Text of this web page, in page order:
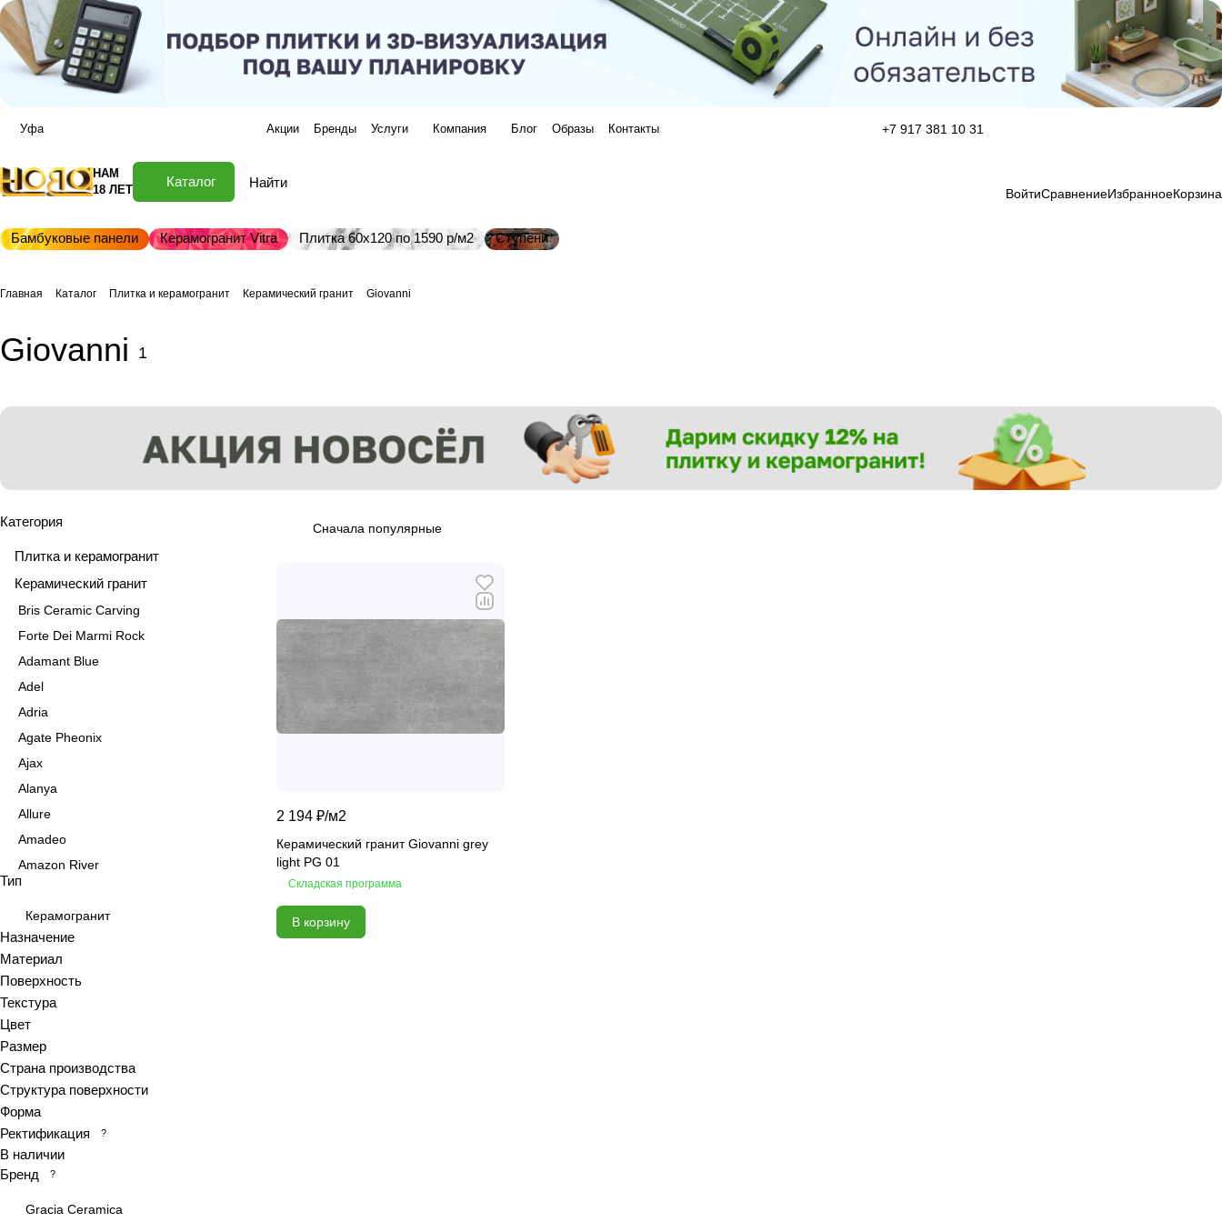
Уфа Акции Бренды Услуги Компания Блог Образы Контакты +7 917 381 10 31
НАМ
18 ЛЕТ
Каталог
ВойтиСравнениеИзбранноеКорзина
Бамбуковые панели Керамогранит Vitra Плитка 60х120 по 1590 р/м2 Ступени
Главная Каталог Плитка и керамогранит Керамический гранит Giovanni
Giovanni 1
Сначала популярные
2 194 ₽/м2
Керамический гранит Giovanni grey
light PG 01
Складская программа
В корзину
Категория
Плитка и керамогранит
Керамический гранит
Bris Ceramic Carving
Forte Dei Marmi Rock
Adamant Blue
Adel
Adria
Agate Pheonix
Ajax
Alanya
Allure
Amadeo
Amazon River
Amber Agate
American Calacatta
Andrea
Antiquewood
Aragon
Arena
Argentina
Armani marble
Art
Art Ceramic 60х120
Arts
Тип
Керамогранит
Назначение
Материал
Поверхность
Текстура
Цвет
Размер
Страна производства
Структура поверхности
Форма
Ректификация
?
В наличии
Бренд
?
Gracia Ceramica